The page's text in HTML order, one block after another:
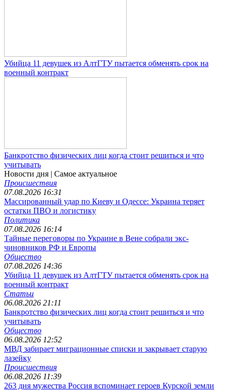
Убийца 11 девушек из АлтГТУ пытается обменять срок на
военный контракт
Банкротство физических лиц когда стоит решиться и что
учитывать
Новости дня | Самое актуальное
Происшествия
07.08.2026 16:31
Массированный удар по Киеву и Одессе: Украина теряет
остатки ПВО и логистику
Политика
07.08.2026 16:14
Тайные переговоры по Украине в Вене собрали экс-
чиновников РФ и Европы
Общество
07.08.2026 14:36
Убийца 11 девушек из АлтГТУ пытается обменять срок на
военный контракт
Статьи
06.08.2026 21:11
Банкротство физических лиц когда стоит решиться и что
учитывать
Общество
06.08.2026 12:52
МВД забирает миграционные списки и закрывает старую
лазейку
Происшествия
06.08.2026 11:39
263 дня мужества Россия вспоминает героев Курской земли